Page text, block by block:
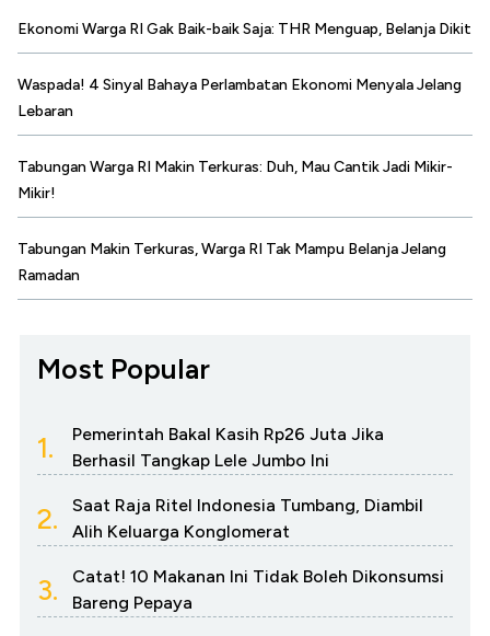
Ekonomi Warga RI Gak Baik-baik Saja: THR Menguap, Belanja Dikit
Waspada! 4 Sinyal Bahaya Perlambatan Ekonomi Menyala Jelang
Lebaran
Tabungan Warga RI Makin Terkuras: Duh, Mau Cantik Jadi Mikir-
Mikir!
Tabungan Makin Terkuras, Warga RI Tak Mampu Belanja Jelang
Ramadan
Most Popular
1.
Pemerintah Bakal Kasih Rp26 Juta Jika
Berhasil Tangkap Lele Jumbo Ini
2.
Saat Raja Ritel Indonesia Tumbang, Diambil
Alih Keluarga Konglomerat
3.
Catat! 10 Makanan Ini Tidak Boleh Dikonsumsi
Bareng Pepaya